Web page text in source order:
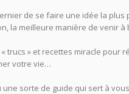
de se faire une idée la plus
la meilleure manière de venir à
trucs » et recettes miracle pour
votre vie…
sorte de guide qui sert à